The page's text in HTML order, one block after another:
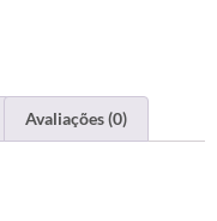
Avaliações (0)